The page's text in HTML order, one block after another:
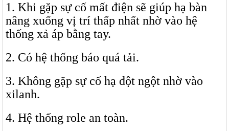
1. Khi gặp sự cố mất điện sẽ giúp hạ bàn
nâng xuống vị trí thấp nhất nhờ vào hệ
thống xả áp bằng tay.
2. Có hệ thống báo quá tải.
3. Không gặp sự cố hạ đột ngột nhờ vào
xilanh.
4. Hệ thống role an toàn.